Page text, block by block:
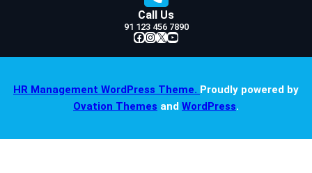
Call Us
91 123 456 7890
Facebook InstagramX YouTube
HR Management WordPress Theme. Proudly powered by
Ovation Themes and WordPress.